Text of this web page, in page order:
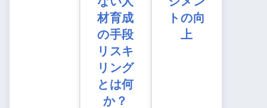
材育成
の手段
リスキ
リング
とは何
か？
トの向
上